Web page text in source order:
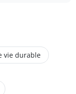
vie durable